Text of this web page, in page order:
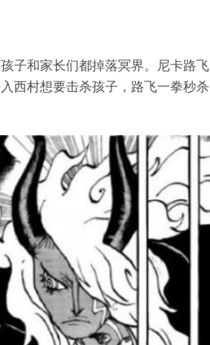
子和家长们都掉落冥界。尼卡路飞
西村想要击杀孩子，路飞一拳秒杀